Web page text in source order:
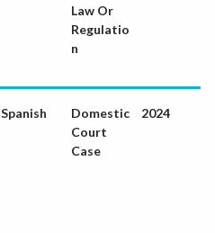
Law Or
Regulatio
n
Spanish
Domestic
Court
Case
2024